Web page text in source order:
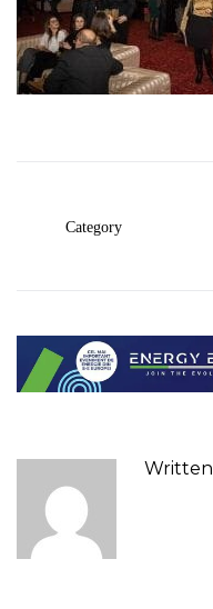
Category